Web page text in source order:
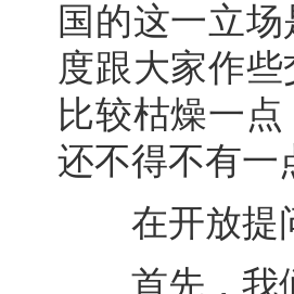
国的这一立
度跟大家作
比较枯燥一
还不得不有一
在开放提问
首先，我们